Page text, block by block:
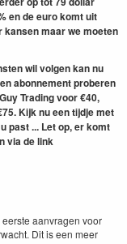
en de euro komt uit
kansen maar we moeten
wil volgen kan nu
abonnement proberen
Trading voor €40,
Kijk nu een tijdje met
past ... Let op, er komt
via de link
aanvragen voor
Dit is een meer